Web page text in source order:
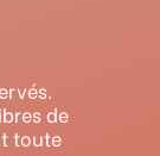
y
de
toute